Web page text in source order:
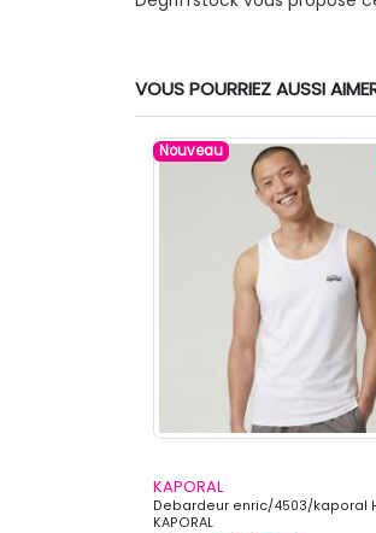
VOUS POURRIEZ AUSSI
Nouveau
KAPORAL
Debardeur enric/4503/kaporal
KAPORAL